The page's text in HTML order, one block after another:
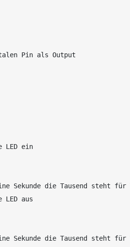
Pin als Output
ein
die Tausend steht für
aus
die Tausend steht für